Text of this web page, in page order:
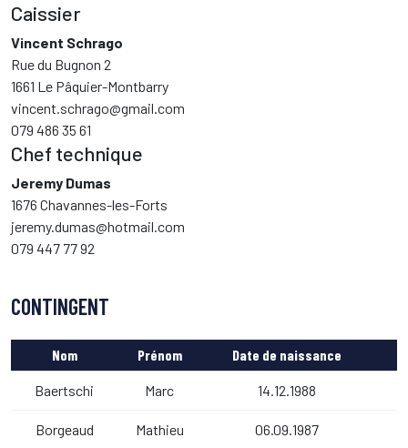
Caissier
Vincent Schrago
Rue du Bugnon 2
1661 Le Pâquier-Montbarry
vincent.schrago@gmail.com
079 486 35 61
Chef technique
Jeremy Dumas
1676 Chavannes-les-Forts
jeremy.dumas@hotmail.com
079 447 77 92
CONTINGENT
Nom Prénom Date de naissance
Baertschi Marc 14.12.1988
Borgeaud Mathieu 06.09.1987